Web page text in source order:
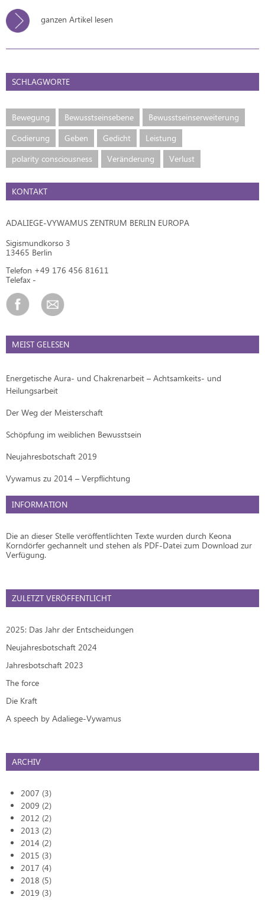
ganzen Artikel lesen
SCHLAGWORTE
Bewegung Bewusstseinsebene
Bewusstseinserweiterung
Codierung
Geben Gedicht
Leistung
polarity consciousness
Veränderung Verlust
KONTAKT
ADALIEGE-VYWAMUS ZENTRUM BERLIN EUROPA
Sigismundkorso 3
13465 Berlin
Telefon +49 176 456 81611
Telefax -
MEIST GELESEN
Energetische Aura- und Chakrenarbeit – Achtsamkeits- und
Heilungsarbeit
Der Weg der Meisterschaft
Schöpfung im weiblichen Bewusstsein
Neujahresbotschaft 2019
Vywamus zu 2014 – Verpflichtung
INFORMATION
Die an dieser Stelle veröffentlichten Texte wurden durch Keona
Korndörfer gechannelt und stehen als PDF-Datei zum Download zur
Verfügung.
ZULETZT VERÖFFENTLICHT
2025: Das Jahr der Entscheidungen
Neujahresbotschaft 2024
Jahresbotschaft 2023
The force
Die Kraft
A speech by Adaliege-Vywamus
ARCHIV
2007 (3)
2009 (2)
2012 (2)
2013 (2)
2014 (2)
2015 (3)
2017 (4)
2018 (5)
2019 (3)